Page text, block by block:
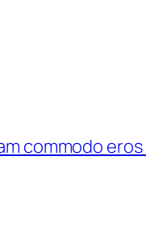
commodo